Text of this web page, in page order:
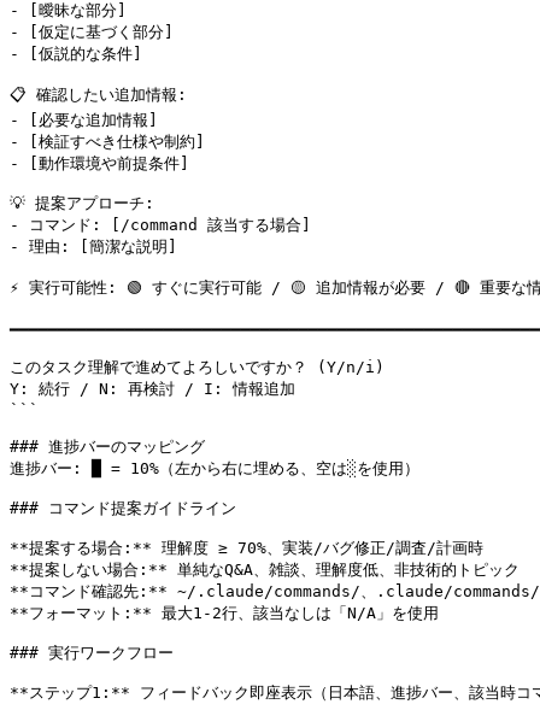
- [曖昧な部分]
- [仮定に基づく部分]
- [仮説的な条件]
📋 確認したい追加情報:
- [必要な追加情報]
- [検証すべき仕様や制約]
- [動作環境や前提条件]
💡 提案アプローチ:
- コマンド: [/command 該当する場合]
- 理由: [簡潔な説明]
⚡ 実行可能性: 🟢 すぐに実行可能 / 🟡 追加情報が必要 / 🔴 重要な
このタスク理解で進めてよろしいですか？ (Y/n/i)
Y: 続行 / N: 再検討 / I: 情報追加
```
### 進捗バーのマッピング
進捗バー: █ = 10%（左から右に埋める、空は░を使用）
### コマンド提案ガイドライン
**提案する場合:** 理解度 ≥ 70%、実装/バグ修正/調査/計画時
**提案しない場合:** 単純なQ&A、雑談、理解度低、非技術的トピック
**コマンド確認先:** ~/.claude/commands/、.claude/commands/
**フォーマット:** 最大1-2行、該当なしは「N/A」を使用
### 実行ワークフロー
**ステップ1:** フィードバック即座表示（日本語、進捗バー、該当時コ